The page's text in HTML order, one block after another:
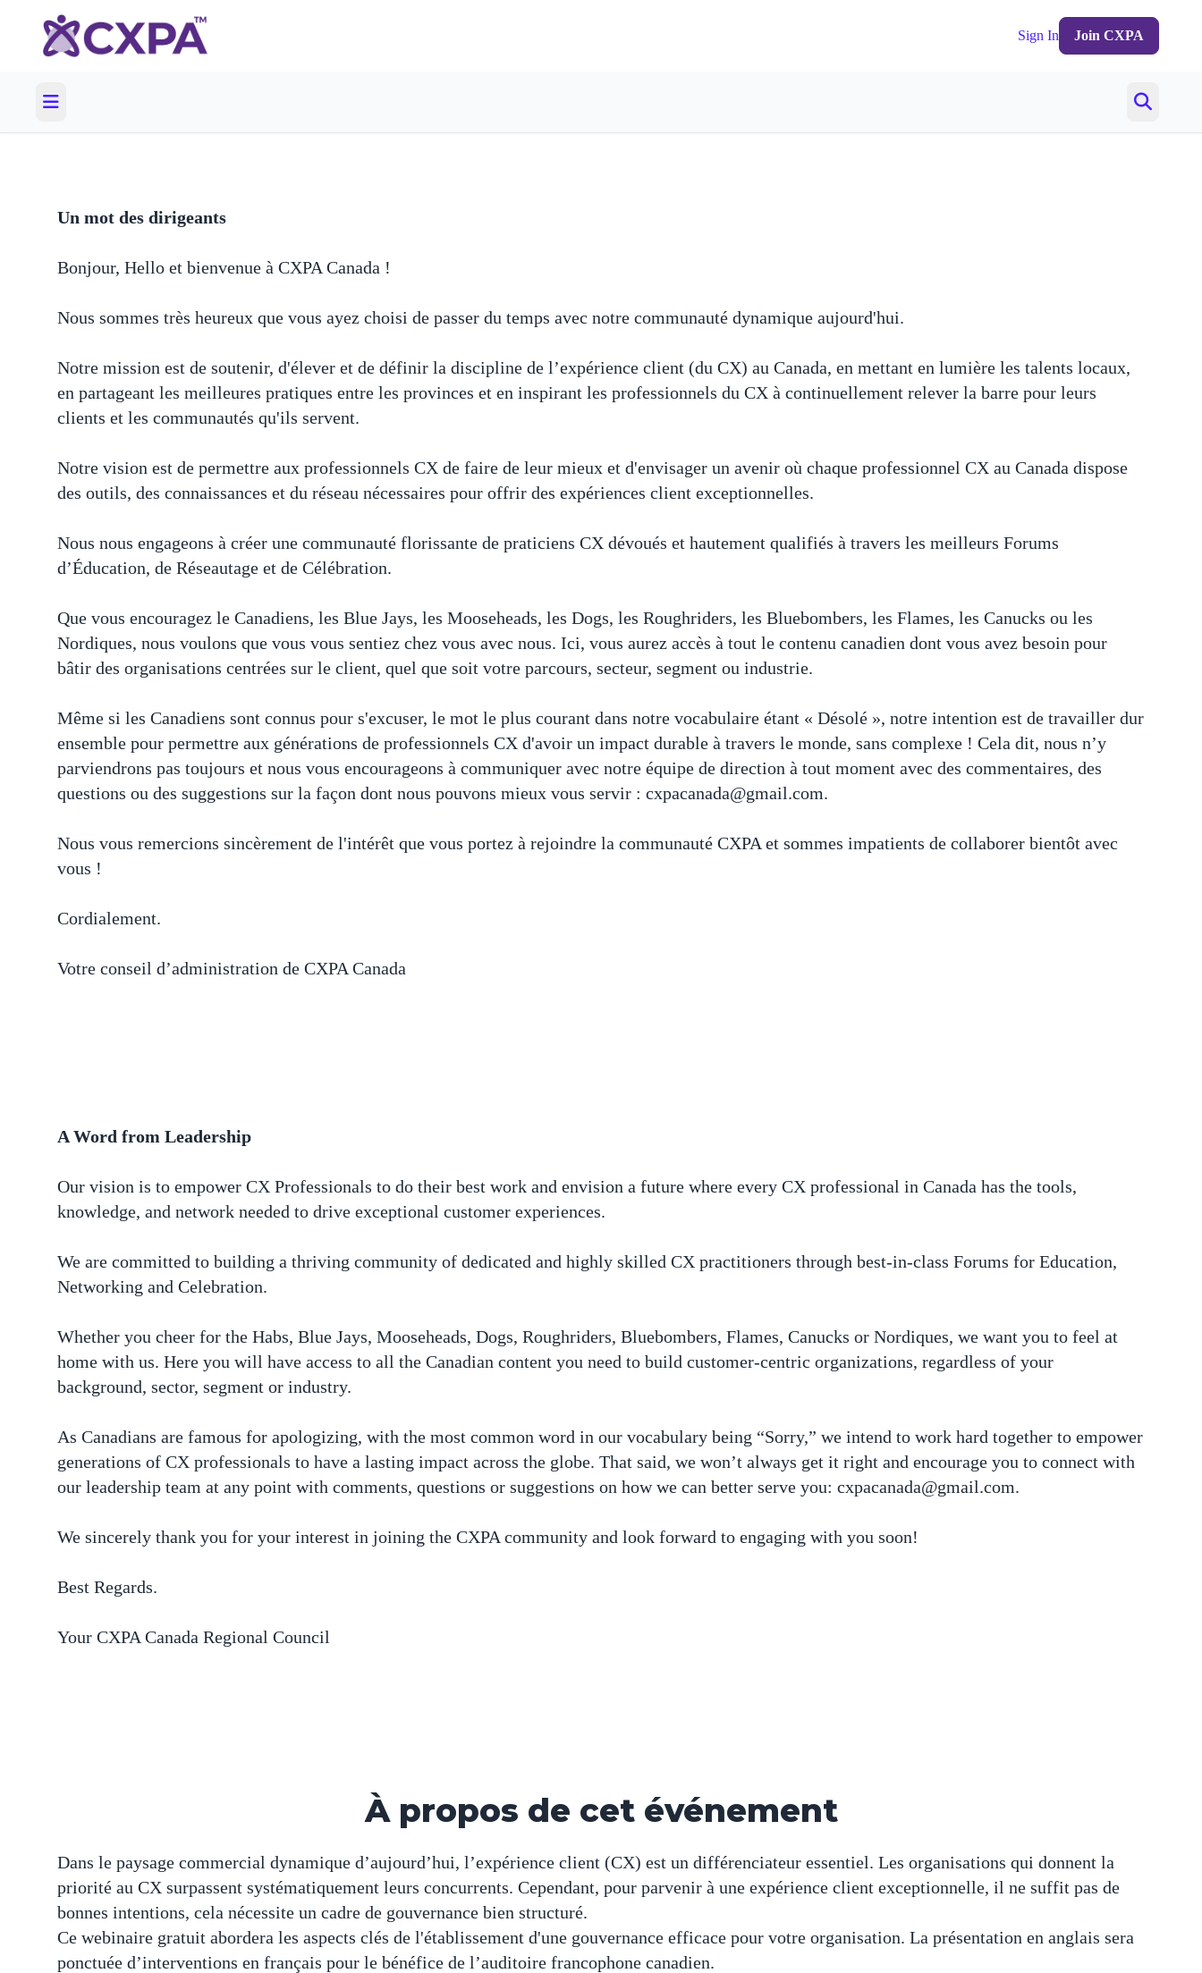
Sign In Join CXPA
Un mot des dirigeants
Bonjour, Hello et bienvenue à CXPA Canada !
Nous sommes très heureux que vous ayez choisi de passer du temps avec notre communauté dynamique aujourd'hui.
Notre mission est de soutenir, d'élever et de définir la discipline de l’expérience client (du CX) au Canada, en mettant en lumière les talents locaux,
en partageant les meilleures pratiques entre les provinces et en inspirant les professionnels du CX à continuellement relever la barre pour leurs
clients et les communautés qu'ils servent.
Notre vision est de permettre aux professionnels CX de faire de leur mieux et d'envisager un avenir où chaque professionnel CX au Canada dispose
des outils, des connaissances et du réseau nécessaires pour offrir des expériences client exceptionnelles.
Nous nous engageons à créer une communauté florissante de praticiens CX dévoués et hautement qualifiés à travers les meilleurs Forums
d’Éducation, de Réseautage et de Célébration.
Que vous encouragez le Canadiens, les Blue Jays, les Mooseheads, les Dogs, les Roughriders, les Bluebombers, les Flames, les Canucks ou les
Nordiques, nous voulons que vous vous sentiez chez vous avec nous. Ici, vous aurez accès à tout le contenu canadien dont vous avez besoin pour
bâtir des organisations centrées sur le client, quel que soit votre parcours, secteur, segment ou industrie.
Même si les Canadiens sont connus pour s'excuser, le mot le plus courant dans notre vocabulaire étant « Désolé », notre intention est de travailler dur
ensemble pour permettre aux générations de professionnels CX d'avoir un impact durable à travers le monde, sans complexe ! Cela dit, nous n’y
parviendrons pas toujours et nous vous encourageons à communiquer avec notre équipe de direction à tout moment avec des commentaires, des
questions ou des suggestions sur la façon dont nous pouvons mieux vous servir : cxpacanada@gmail.com.
Nous vous remercions sincèrement de l'intérêt que vous portez à rejoindre la communauté CXPA et sommes impatients de collaborer bientôt avec
vous !
Cordialement.
Votre conseil d’administration de CXPA Canada
A Word from Leadership
Our vision is to empower CX Professionals to do their best work and envision a future where every CX professional in Canada has the tools,
knowledge, and network needed to drive exceptional customer experiences.
We are committed to building a thriving community of dedicated and highly skilled CX practitioners through best-in-class Forums for Education,
Networking and Celebration.
Whether you cheer for the Habs, Blue Jays, Mooseheads, Dogs, Roughriders, Bluebombers, Flames, Canucks or Nordiques, we want you to feel at
home with us. Here you will have access to all the Canadian content you need to build customer-centric organizations, regardless of your
background, sector, segment or industry.
As Canadians are famous for apologizing, with the most common word in our vocabulary being “Sorry,” we intend to work hard together to empower
generations of CX professionals to have a lasting impact across the globe. That said, we won’t always get it right and encourage you to connect with
our leadership team at any point with comments, questions or suggestions on how we can better serve you: cxpacanada@gmail.com.
We sincerely thank you for your interest in joining the CXPA community and look forward to engaging with you soon!
Best Regards.
Your CXPA Canada Regional Council
À propos de cet événement
Dans le paysage commercial dynamique d’aujourd’hui, l’expérience client (CX) est un différenciateur essentiel. Les organisations qui donnent la
priorité au CX surpassent systématiquement leurs concurrents. Cependant, pour parvenir à une expérience client exceptionnelle, il ne suffit pas de
bonnes intentions, cela nécessite un cadre de gouvernance bien structuré.
Ce webinaire gratuit abordera les aspects clés de l'établissement d'une gouvernance efficace pour votre organisation. La présentation en anglais sera
ponctuée d’interventions en français pour le bénéfice de l’auditoire francophone canadien.